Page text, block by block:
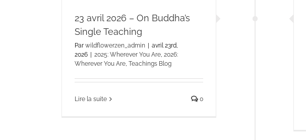
23 avril 2026 – On Buddha’s
Single Teaching
Par wildflowerzen_admin
avril 23rd,
2026
2025: Wherever You Are, 2026:
Wherever You Are, Teachings Blog
Lire la suite 0